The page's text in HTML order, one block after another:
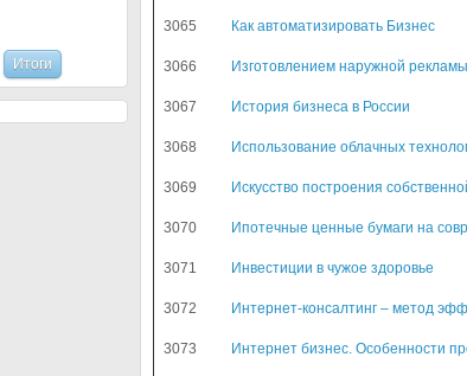
3065 Как автоматизировать Бизнес
3066 Изготовлением наружной рекламы
3067 История бизнеса в России
3068 Использование облачных
3069 Искусство построения
3070 Ипотечные ценные бумаги на
3071 Инвестиции в чужое здоровье
3072 Интернет-консалтинг – метод
3073 Интернет бизнес. Особенности